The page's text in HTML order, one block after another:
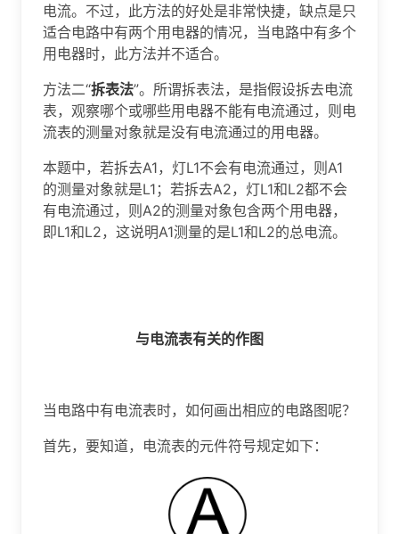
电流。不过，此方法的好处是非常快捷，缺点是只
适合电路中有两个用电器的情况，当电路中有多个
用电器时，此方法并不适合。
方法二“拆表法”。所谓拆表法，是指假设拆去电流
表，观察哪个或哪些用电器不能有电流通过，则电
流表的测量对象就是没有电流通过的用电器。
本题中，若拆去A1，灯L1不会有电流通过，则A1
的测量对象就是L1；若拆去A2，灯L1和L2都不会
有电流通过，则A2的测量对象包含两个用电器，
即L1和L2，这说明A1测量的是L1和L2的总电流。
与电流表有关的作图
当电路中有电流表时，如何画出相应的电路图呢？
首先，要知道，电流表的元件符号规定如下：